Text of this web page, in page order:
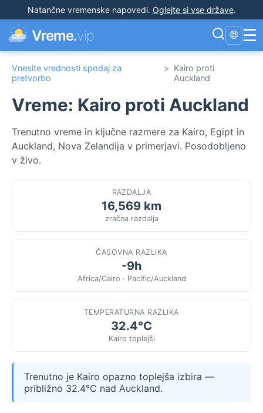
Natančne vremenske napovedi. Oglejte si vse države.
Vreme.vip 🌐 ☰
Vnesite vrednosti spodaj za
pretvorbo
> Kairo proti
Auckland
Vreme: Kairo proti Auckland
Trenutno vreme in ključne razmere za Kairo, Egipt in
Auckland, Nova Zelandija v primerjavi. Posodobljeno
v živo.
RAZDALJA
16,569 km
zračna razdalja
ČASOVNA RAZLIKA
-9h
Africa/Cairo · Pacific/Auckland
TEMPERATURNA RAZLIKA
32.4°C
Kairo toplejši
Trenutno je Kairo opazno toplejša izbira —
približno 32.4°C nad Auckland.